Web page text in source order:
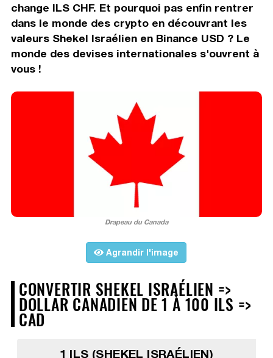
change ILS CHF. Et pourquoi pas enfin rentrer
dans le monde des crypto en découvrant les
valeurs Shekel Israélien en Binance USD ? Le
monde des devises internationales s'ouvrent à
vous !
Drapeau du Canada
Agrandir l'image
CONVERTIR SHEKEL ISRAÉLIEN =>
DOLLAR CANADIEN DE 1 À 100 ILS =>
CAD
1 ILS (SHEKEL ISRAÉLIEN)